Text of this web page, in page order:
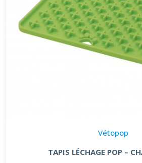
Vétopop
TAPIS LÉCHAGE POP –